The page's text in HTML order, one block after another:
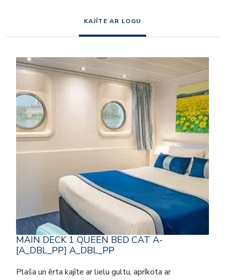
KAJĪTE AR LOGU
MAIN DECK 1 QUEEN BED CAT A-
[A_DBL_PP] A_DBL_PP
Plaša un ērta kajīte ar lielu gultu, aprīkota ar